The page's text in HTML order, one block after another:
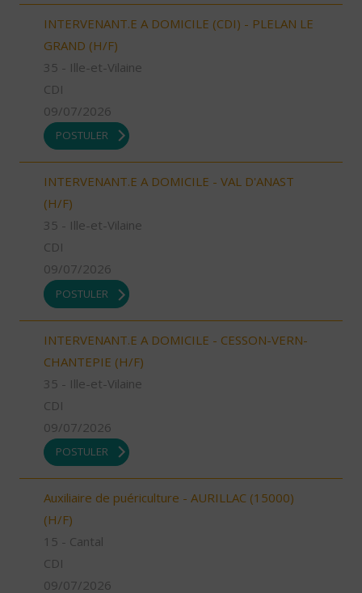
INTERVENANT.E A DOMICILE (CDI) - PLELAN LE
GRAND (H/F)
35 - Ille-et-Vilaine
CDI
09/07/2026
POSTULER
INTERVENANT.E A DOMICILE - VAL D'ANAST
(H/F)
35 - Ille-et-Vilaine
CDI
09/07/2026
POSTULER
INTERVENANT.E A DOMICILE - CESSON-VERN-
CHANTEPIE (H/F)
35 - Ille-et-Vilaine
CDI
09/07/2026
POSTULER
Auxiliaire de puériculture - AURILLAC (15000)
(H/F)
15 - Cantal
CDI
09/07/2026